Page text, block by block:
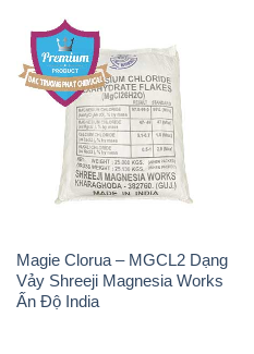
Magie Clorua – MGCL2 Dạng
Vảy Shreeji Magnesia Works
Ấn Độ India